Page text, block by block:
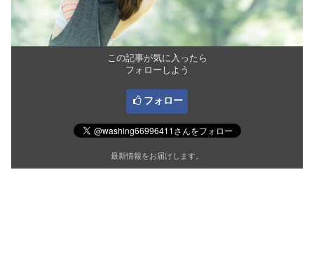
この記事が気に入ったら
フォローしよう
フォロー
最新情報をお届けします。